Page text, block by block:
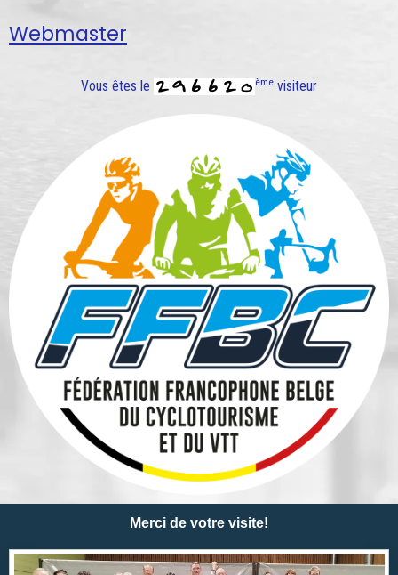
Webmaster
Vous êtes le ème visiteur
Merci de votre visite!